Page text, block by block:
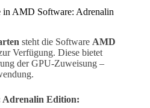
in AMD Software: Adrenalin
steht die Software AMD
Verfügung. Diese bietet
der GPU-Zuweisung –
Adrenalin Edition: